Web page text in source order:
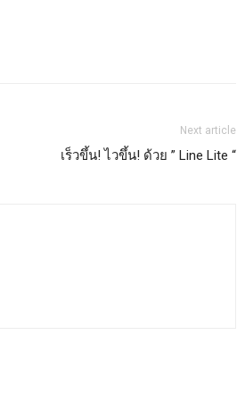
Next article
เร็วขึ้น! ไวขึ้น! ด้วย ” Line Lite “